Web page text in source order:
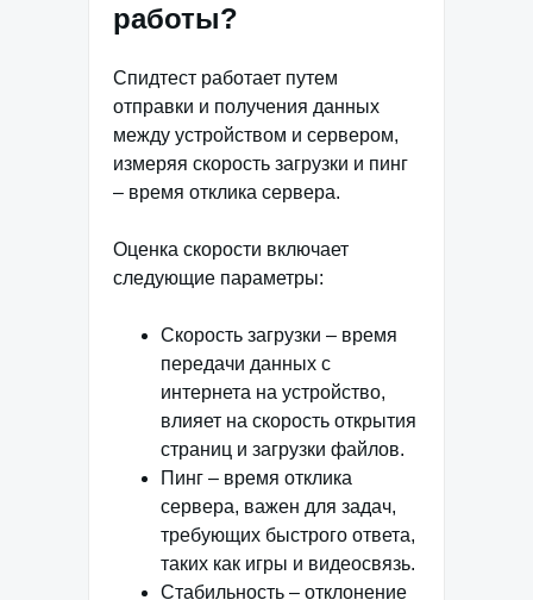
работы?
Спидтест работает путем
отправки и получения данных
между устройством и сервером,
измеряя скорость загрузки и пинг
– время отклика сервера.
Оценка скорости включает
следующие параметры:
Скорость загрузки – время
передачи данных с
интернета на устройство,
влияет на скорость открытия
страниц и загрузки файлов.
Пинг – время отклика
сервера, важен для задач,
требующих быстрого ответа,
таких как игры и видеосвязь.
Стабильность – отклонение